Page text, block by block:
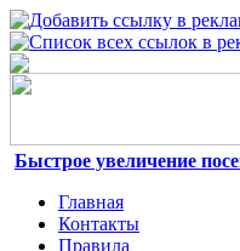
Быстрое увеличение
Главная
Контакты
Правила